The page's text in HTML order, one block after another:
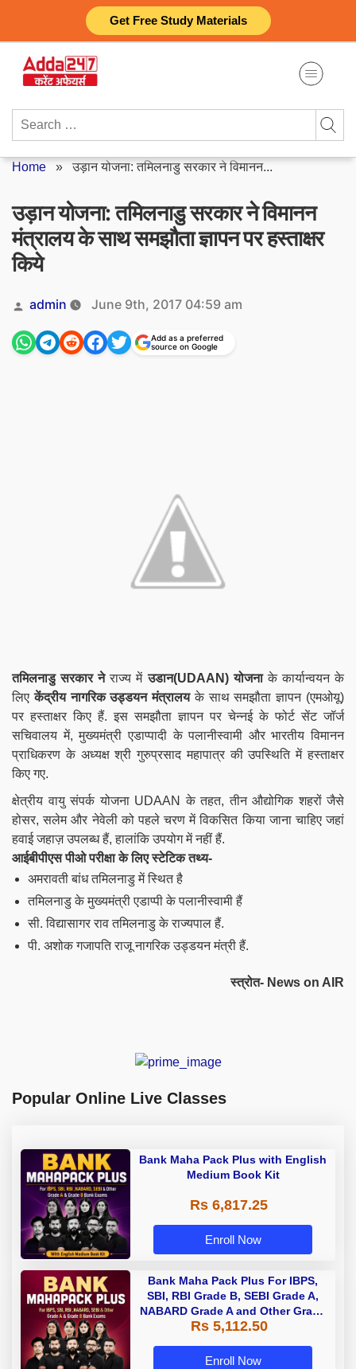
Get Free Study Materials
content
Search
Home »उड़ान योजना: तमिलनाडु सरकार ने विमानन...
उड़ान योजना: तमिलनाडु सरकार ने विमानन
मंत्रालय के साथ समझौता ज्ञापन पर हस्ताक्षर
किये
Posted
by
admin June 9th, 2017 04:59 am
Add as a preferred
source on Google
तमिलनाडु सरकार नेराज्य मेंउडान(UDAAN) योजनाके कार्यान्वयन के
लिए केंद्रीय नागरिक उड्डयन मंत्रालयके साथ समझौता ज्ञापन (एमओयू)
पर हस्ताक्षर किए हैं. इस समझौता ज्ञापन पर चेन्नई के फोर्ट सेंट जॉर्ज
सचिवालय में, मुख्यमंत्री एडाप्पादी के पलानीस्वामी और भारतीय विमानन
प्राधिकरण के अध्यक्ष श्री गुरुप्रसाद महापात्र की उपस्थिति में हस्ताक्षर
किए गए.
क्षेत्रीय वायु संपर्क योजना UDAAN के तहत, तीन औद्योगिक शहरों जैसे
होसर, सलेम और नेवेली को पहले चरण में विकसित किया जाना चाहिए जहां
हवाई जहाज़ उपलब्ध हैं, हालांकि उपयोग में नहीं हैं.
आईबीपीएस पीओ परीक्षा के लिए स्टेटिक तथ्य-
अमरावती बांध तमिलनाडु में स्थित है
तमिलनाडु के मुख्यमंत्री एडाप्पी के पलानीस्वामी हैं
सी. विद्यासागर राव तमिलनाडु के राज्यपाल हैं.
पी. अशोक गजापति राजू नागरिक उड्डयन मंत्री हैं.
स्त्रोत- News on AIR
Popular Online Live Classes
Bank Maha Pack Plus with English
Medium Book Kit
Rs 6,817.25
Enroll Now
Bank Maha Pack Plus For IBPS,
SBI, RBI Grade B, SEBI Grade A,
NABARD Grade A and Other Grade
A & Grade B Bank Exams
Rs 5,112.50
Enroll Now